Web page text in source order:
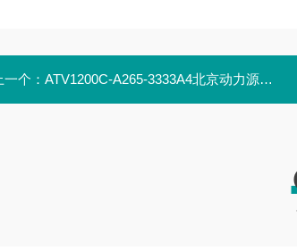
一个： ATV1200C-A265-3333A4北京动力源功率单元BND-750/200E1